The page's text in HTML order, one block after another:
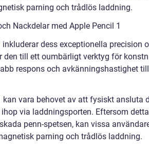
parning och trådlös laddning.
Nackdelar med Apple Pencil 1
dess exceptionella precision
den till ett oumbärligt verktyg för
respons och avkänningshastighet
kan vara behovet av att fysiskt ansluta
via laddningsporten. Eftersom
penn-spetsen, kan vissa
parning och trådlös laddning.